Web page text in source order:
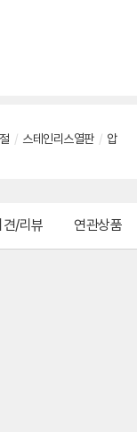
/ 스테인리스열판 / 압
견/리뷰 연관상품